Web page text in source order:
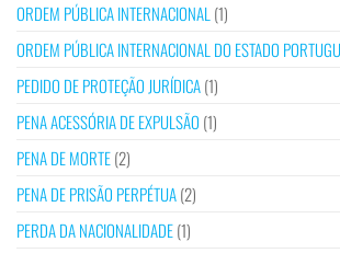
ORDEM PÚBLICA INTERNACIONAL (1)
ORDEM PÚBLICA INTERNACIONAL DO ESTADO
PEDIDO DE PROTEÇÃO JURÍDICA(1)
PENA ACESSÓRIA DE EXPULSÃO (1)
PENA DE MORTE(2)
PENA DE PRISÃO PERPÉTUA(2)
PERDA DA NACIONALIDADE(1)